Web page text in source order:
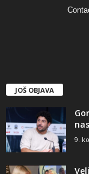
JOŠ OBJAVA
9.